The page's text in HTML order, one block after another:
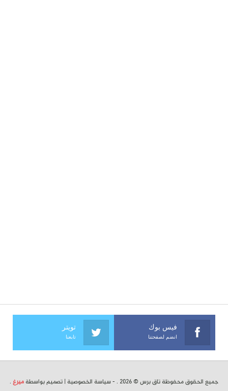
فيس بوك
انضم لصفحتنا
تويتر
تابعنا
جميع الحقوق محفوظة تاق برس © 2026 . - سياسة الخصوصية | تصميم بواسطة ميرغ .